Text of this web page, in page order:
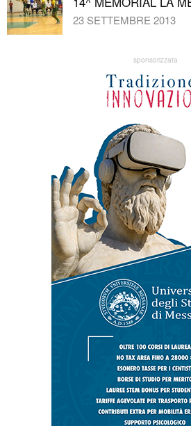
23 SETTEMBRE 2013
sponsorizzata